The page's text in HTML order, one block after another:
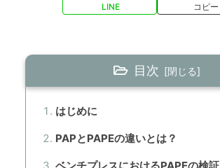
LINE コピー
目次
はじめに
PAPとPAPEの違いとは？